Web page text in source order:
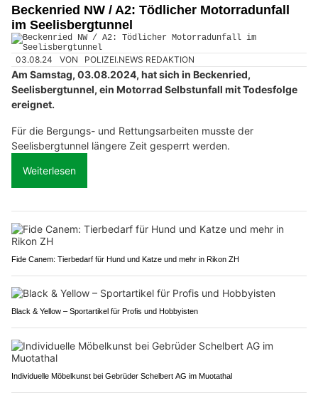
Beckenried NW / A2: Tödlicher Motorradunfall
im Seelisbergtunnel
03.08.24 VON POLIZEI.NEWS REDAKTION
Am Samstag, 03.08.2024, hat sich in Beckenried,
Seelisbergtunnel, ein Motorrad Selbstunfall mit Todesfolge
ereignet.
Für die Bergungs- und Rettungsarbeiten musste der
Seelisbergtunnel längere Zeit gesperrt werden.
Weiterlesen
Fide Canem: Tierbedarf für Hund und Katze und mehr in Rikon ZH
Black & Yellow – Sportartikel für Profis und Hobbyisten
Individuelle Möbelkunst bei Gebrüder Schelbert AG im Muotathal